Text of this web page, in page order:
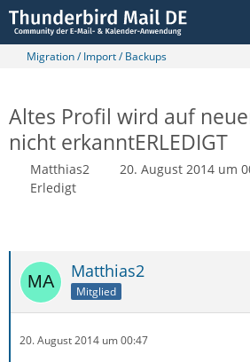
Migration / Import / Backups
Altes Profil wird auf
nicht erkanntERLEDIGT
Matthias2 20. August 2014 um
Erledigt
Matthias2
Mitglied
20. August 2014 um 00:47